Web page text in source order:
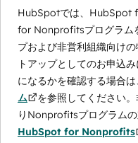
HubSpotでは、HubSpot
for Nonprofitsプログラム
プおよび非営利組織向け
トアップとしてのお申込
になるかを確認する場合は
ム
を参照してください
りNonprofitsプログラムの
HubSpot for Nonprofits